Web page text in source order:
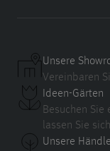
Unsere
Vereinbaren
Ideen-Gärten
Besuchen Sie
lassen Sie
Unsere